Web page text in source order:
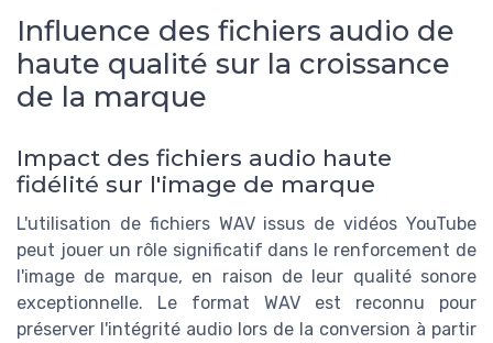
Influence des fichiers audio de
haute qualité sur la croissance
de la marque
Impact des fichiers audio haute
fidélité sur l'image de marque
L'utilisation de fichiers WAV issus de vidéos YouTube
peut jouer un rôle significatif dans le renforcement de
l'image de marque, en raison de leur qualité sonore
exceptionnelle. Le format WAV est reconnu pour
préserver l'intégrité audio lors de la conversion à partir